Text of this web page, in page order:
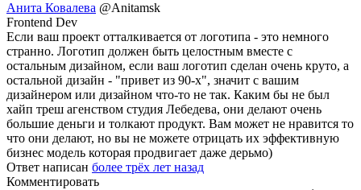
Анита Ковалева @Anitamsk
Frontend Dev
Если ваш проект отталкивается от логотипа - это немного
странно. Логотип должен быть целостным вместе с
остальным дизайном, если ваш логотип сделан очень круто, а
остальной дизайн - "привет из 90-х", значит с вашим
дизайнером или дизайном что-то не так. Каким бы не был
хайп треш агенством студия Лебедева, они делают очень
большие деньги и толкают продукт. Вам может не нравится то
что они делают, но вы не можете отрицать их эффективную
бизнес модель которая продвигает даже дерьмо)
Ответ написан более трёх лет назад
Комментировать